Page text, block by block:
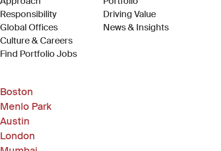
Responsibility
Global Offices
Culture & Careers
Find Portfolio Jobs(Link opens in new window)
Driving Value
News & Insights
Boston
Menlo Park
Austin
London